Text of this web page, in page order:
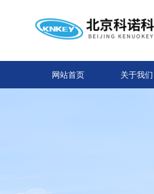
网站首页 关于我们